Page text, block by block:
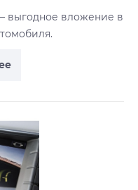
выгодное вложение в